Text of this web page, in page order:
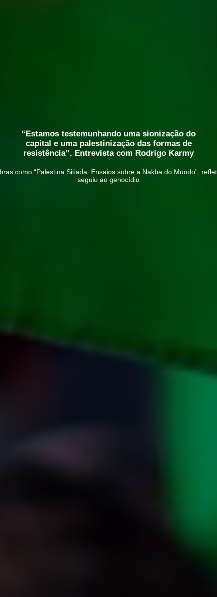
“Estamos testemunhando uma sionização do
capital e uma palestinização das formas de
resistência”. Entrevista com Rodrigo Karmy
como “Palestina Sitiada: Ensaios sobre a Nakba do Mundo”,
seguiu ao genocídio